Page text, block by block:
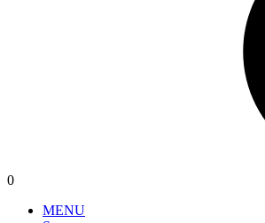
0
MENU